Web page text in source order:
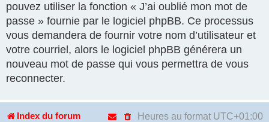
pouvez utiliser la fonction « J’ai oublié mon mot de
passe » fournie par le logiciel phpBB. Ce processus
vous demandera de fournir votre nom d’utilisateur et
votre courriel, alors le logiciel phpBB générera un
nouveau mot de passe qui vous permettra de vous
reconnecter.
Index du forum Heures au format UTC+01:00